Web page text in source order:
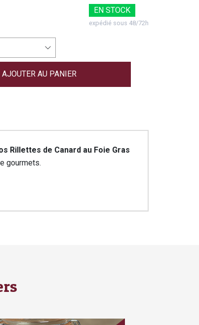
EN STOCK
expédié sous 48/72h
Rillettes de Canard au Foie Gras
gourmets.